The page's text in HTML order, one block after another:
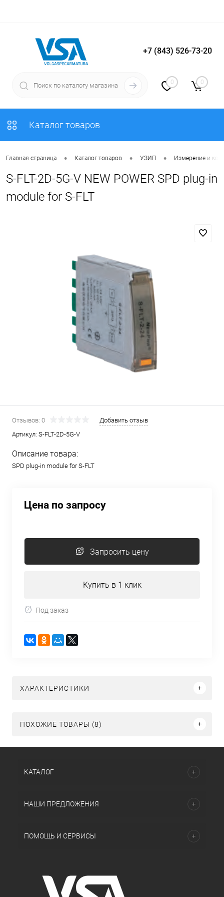
Вход Регистрация
+7 (843) 526-73-20
0 0
Каталог товаров
Главная страница • Каталог товаров • УЗИП • Измерение и
S-FLT-2D-5G-V NEW POWER SPD plug-in
module for S-FLT
Отзывов: 0
Добавить отзыв
Артикул: S-FLT-2D-5G-V
Описание товара:
SPD plug-in module for S-FLT
Цена по запросу
Запросить цену
Купить в 1 клик
Под заказ
ХАРАКТЕРИСТИКИ
ПОХОЖИЕ ТОВАРЫ (8)
КАТАЛОГ
НАШИ ПРЕДЛОЖЕНИЯ
ПОМОЩЬ И СЕРВИСЫ